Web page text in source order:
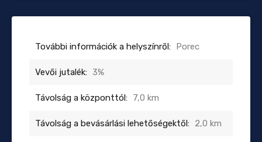
További információk a helyszínről: Porec
Vevői jutalék: 3%
Távolság a központtól: 7,0 km
Távolság a bevásárlási lehetőségektől: 2,0 km